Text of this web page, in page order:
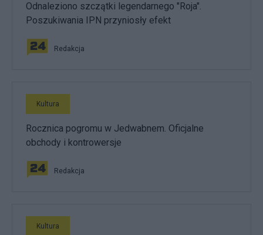
Odnaleziono szczątki legendarnego "Roja".
Poszukiwania IPN przyniosły efekt
Redakcja
Kultura
Rocznica pogromu w Jedwabnem. Oficjalne
obchody i kontrowersje
Redakcja
Kultura